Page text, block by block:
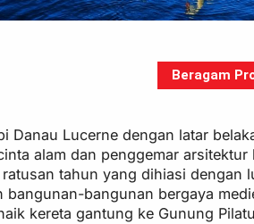
Beragam
Danau Lucerne dengan latar
alam dan penggemar
tahun yang dihiasi dengan
bangunan-bangunan bergaya
kereta gantung ke Gunung